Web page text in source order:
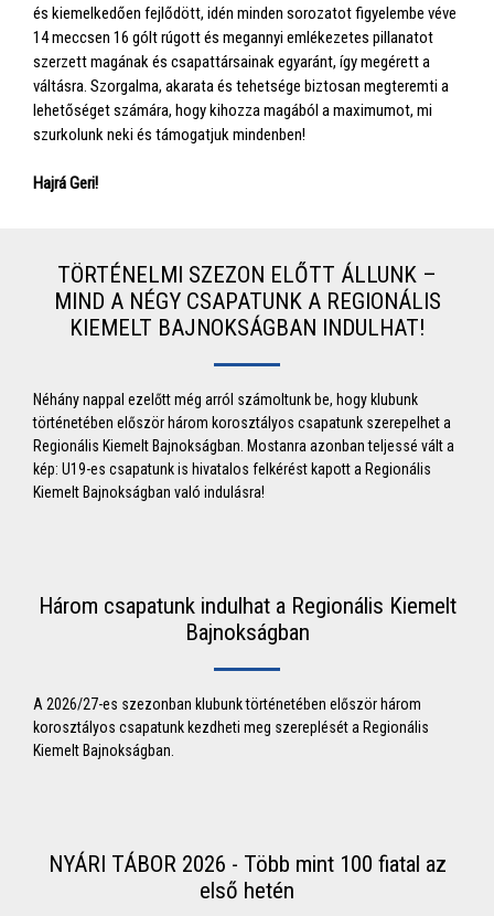
és kiemelkedően fejlődött, idén minden sorozatot figyelembe véve
14 meccsen 16 gólt rúgott és megannyi emlékezetes pillanatot
szerzett magának és csapattársainak egyaránt, így megérett a
váltásra. Szorgalma, akarata és tehetsége biztosan megteremti a
lehetőséget számára, hogy kihozza magából a maximumot, mi
szurkolunk neki és támogatjuk mindenben!
Hajrá Geri!
TÖRTÉNELMI SZEZON ELŐTT ÁLLUNK –
MIND A NÉGY CSAPATUNK A REGIONÁLIS
KIEMELT BAJNOKSÁGBAN INDULHAT!
Néhány nappal ezelőtt még arról számoltunk be, hogy klubunk
történetében először három korosztályos csapatunk szerepelhet a
Regionális Kiemelt Bajnokságban. Mostanra azonban teljessé vált a
kép: U19-es csapatunk is hivatalos felkérést kapott a Regionális
Kiemelt Bajnokságban való indulásra!
Három csapatunk indulhat a Regionális Kiemelt
Bajnokságban
A 2026/27-es szezonban klubunk történetében először három
korosztályos csapatunk kezdheti meg szereplését a Regionális
Kiemelt Bajnokságban.
NYÁRI TÁBOR 2026 - Több mint 100 fiatal az
első hetén